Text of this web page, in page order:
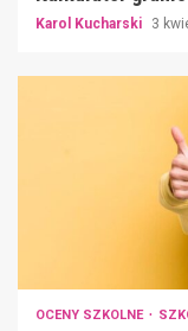
Karol Kucharski 3
OCENY SZKOLNE